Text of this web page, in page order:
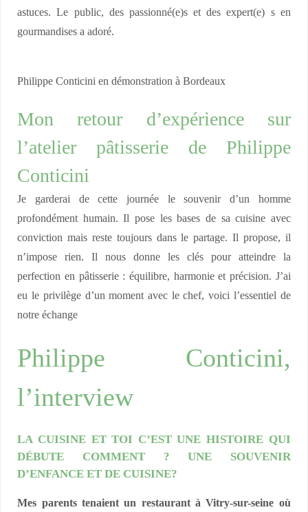
astuces. Le public, des passionné(e)s et des expert(e) s en
gourmandises a adoré.
Philippe Conticini en démonstration à Bordeaux
Mon retour d’expérience sur
l’atelier pâtisserie de Philippe
Conticini
Je garderai de cette journée le souvenir d’un homme
profondément humain. Il pose les bases de sa cuisine avec
conviction mais reste toujours dans le partage. Il propose, il
n’impose rien. Il nous donne les clés pour atteindre la
perfection en pâtisserie : équilibre, harmonie et précision. J’ai
eu le privilège d’un moment avec le chef, voici l’essentiel de
notre échange
Philippe Conticini,
l’interview
LA CUISINE ET TOI C’EST UNE HISTOIRE QUI
DÉBUTE COMMENT ? UNE SOUVENIR
D’ENFANCE ET DE CUISINE?
Mes parents tenaient un restaurant à Vitry-sur-seine où